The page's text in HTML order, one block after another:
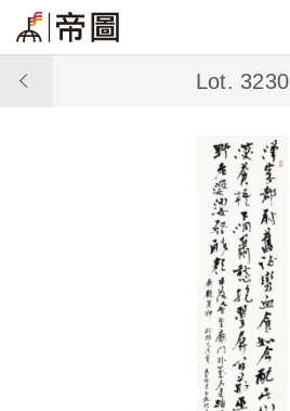
Lot. 3230